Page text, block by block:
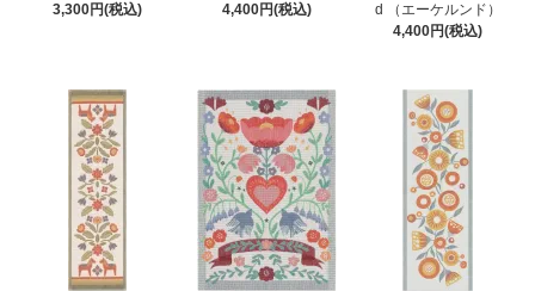
3,300円(税込)
4,400円(税込)
d （エーケルンド）
4,400円(税込)